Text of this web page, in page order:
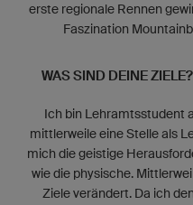
erste regionale Rennen
Faszination
WAS SIND DEINE
Ich bin Lehramtsstudent
mittlerweile eine Stelle als
mich die geistige
wie die physische.
Ziele verändert. Da ich